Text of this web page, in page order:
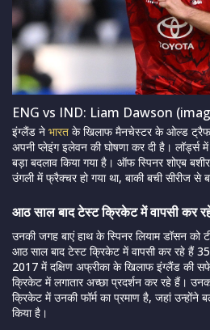
ENG vs IND: Liam Dawson
इंग्लैंड ने भारत के खिलाफ मैनचेस्टर के ओल्ड
अपनी प्लेइंग इलेवन की घोषणा कर दी है। लॉर्ड्स
बड़ा बदलाव किया गया है। ऑफ स्पिनर शोएब
उंगली में फ्रैक्चर हो गया था, बाकी बची सीरीज से
आठ साल बाद टेस्ट क्रिकेट में वापसी कर
उनकी जगह बाएं हाथ के स्पिनर लियाम डॉसन को
आठ साल बाद टेस्ट क्रिकेट में वापसी कर रहे हैं 35
2017 में दक्षिण अफ्रीका के खिलाफ इंग्लैंड की
क्रिकेट में लगातार अच्छा प्रदर्शन कर रहे हैं।
क्रिकेट में उनकी फॉर्म का प्रमाण है, जहां उन्होंने
किया है।